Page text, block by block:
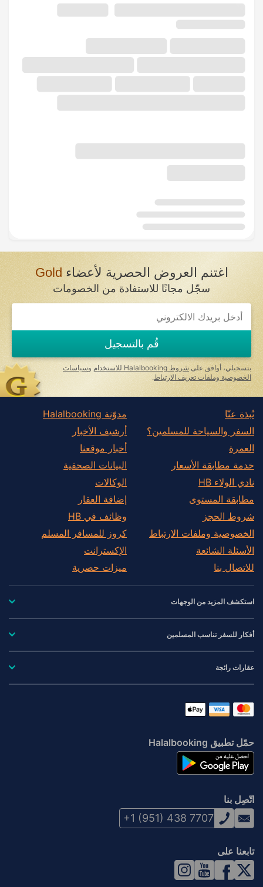
اغتنم العروض الحصرية لأعضاءGold
سجّل مجانًا للاستفادة من الخصومات
قُم بالتسجيل
بتسجيلي، أوافق علىشروط Halalbooking للاستخدام وسياسات
الخصوصية وملفات تعريف الارتباط.
نُبذة عنّا
السفر والسياحة للمسلمين؟
العمرة
خدمة مطابقة الأسعار
نادي الولاء HB
مطابقة المستوى
شروط الحجز
الخصوصية وملفات الارتباط
الأسئلة الشائعة
للاتصال بنا
مدوّنة Halalbooking
أرشيف الأخبار
أخبار موقعنا
البيانات الصحفية
الوكالات
إضافة العقار
وظائف في HB
كروز للمسافر المسلم
الإكسترانت
ميزات حصرية
استكشف المزيد من الوجهات
أفكار للسفر تناسب المسلمين
عقارات رائجة
حمّل تطبيق Halalbooking
اتّصِل بنا
+1 (951) 438 7707
تابعنا على